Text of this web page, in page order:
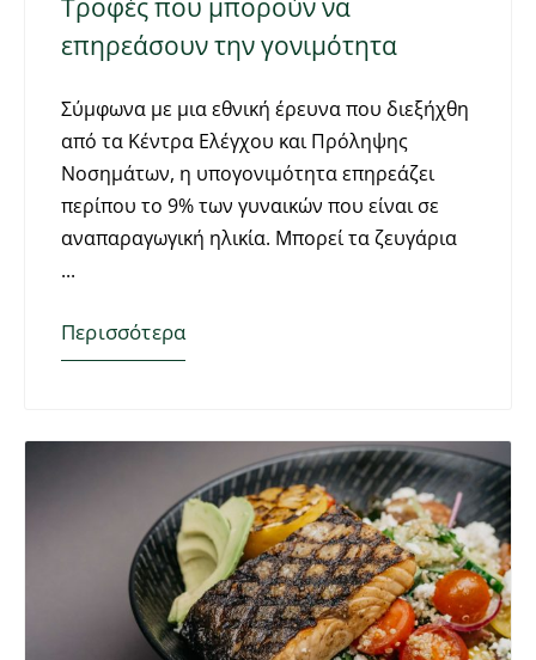
επηρεάσουν την γονιμότητα
Σύμφωνα με μια εθνική έρευνα που διεξήχθη
από τα Κέντρα Ελέγχου και Πρόληψης
Νοσημάτων, η υπογονιμότητα επηρεάζει
περίπου το 9% των γυναικών που είναι σε
αναπαραγωγική ηλικία. Μπορεί τα ζευγάρια
Περισσότερα